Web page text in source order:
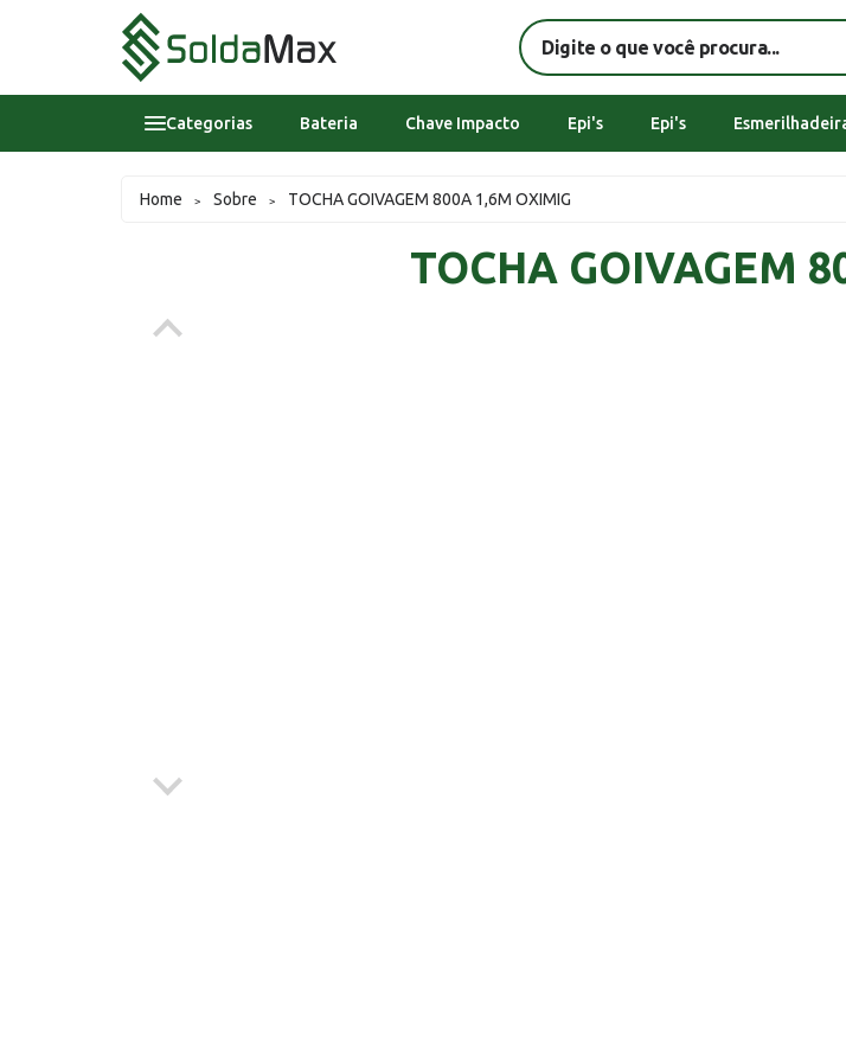
Categorias
Epi's
Ferramentas Manuais
Bateria Chave Impacto Epi's Epi's
Home > Sobre > TOCHA GOIVAGEM 800A 1,6M OXIMIG
TOCHA GOIVAGEM